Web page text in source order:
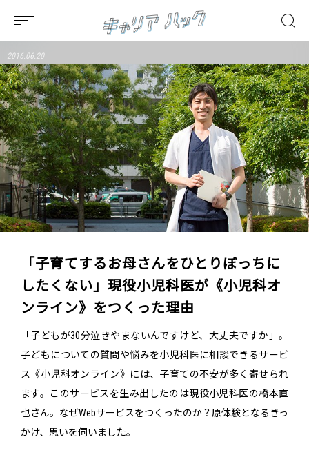
2016.06.20
「子育てするお母さんをひとりぼっちに
したくない」現役小児科医が《小児科オ
ンライン》をつくった理由
「子どもが30分泣きやまないんですけど、大丈夫ですか」。
子どもについての質問や悩みを小児科医に相談できるサービ
ス《小児科オンライン》には、子育ての不安が多く寄せられ
ます。このサービスを生み出したのは現役小児科医の橋本直
也さん。なぜWebサービスをつくったのか？原体験となるきっ
かけ、思いを伺いました。